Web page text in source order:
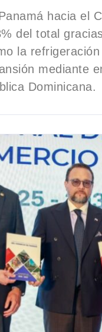
hacia el
del total
la
mediante
Dominicana.